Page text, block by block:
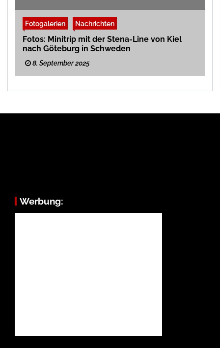
Fotogalerien Nachrichten
Fotos: Minitrip mit der Stena-Line von Kiel
nach Göteburg in Schweden
8. September 2025
Werbung: